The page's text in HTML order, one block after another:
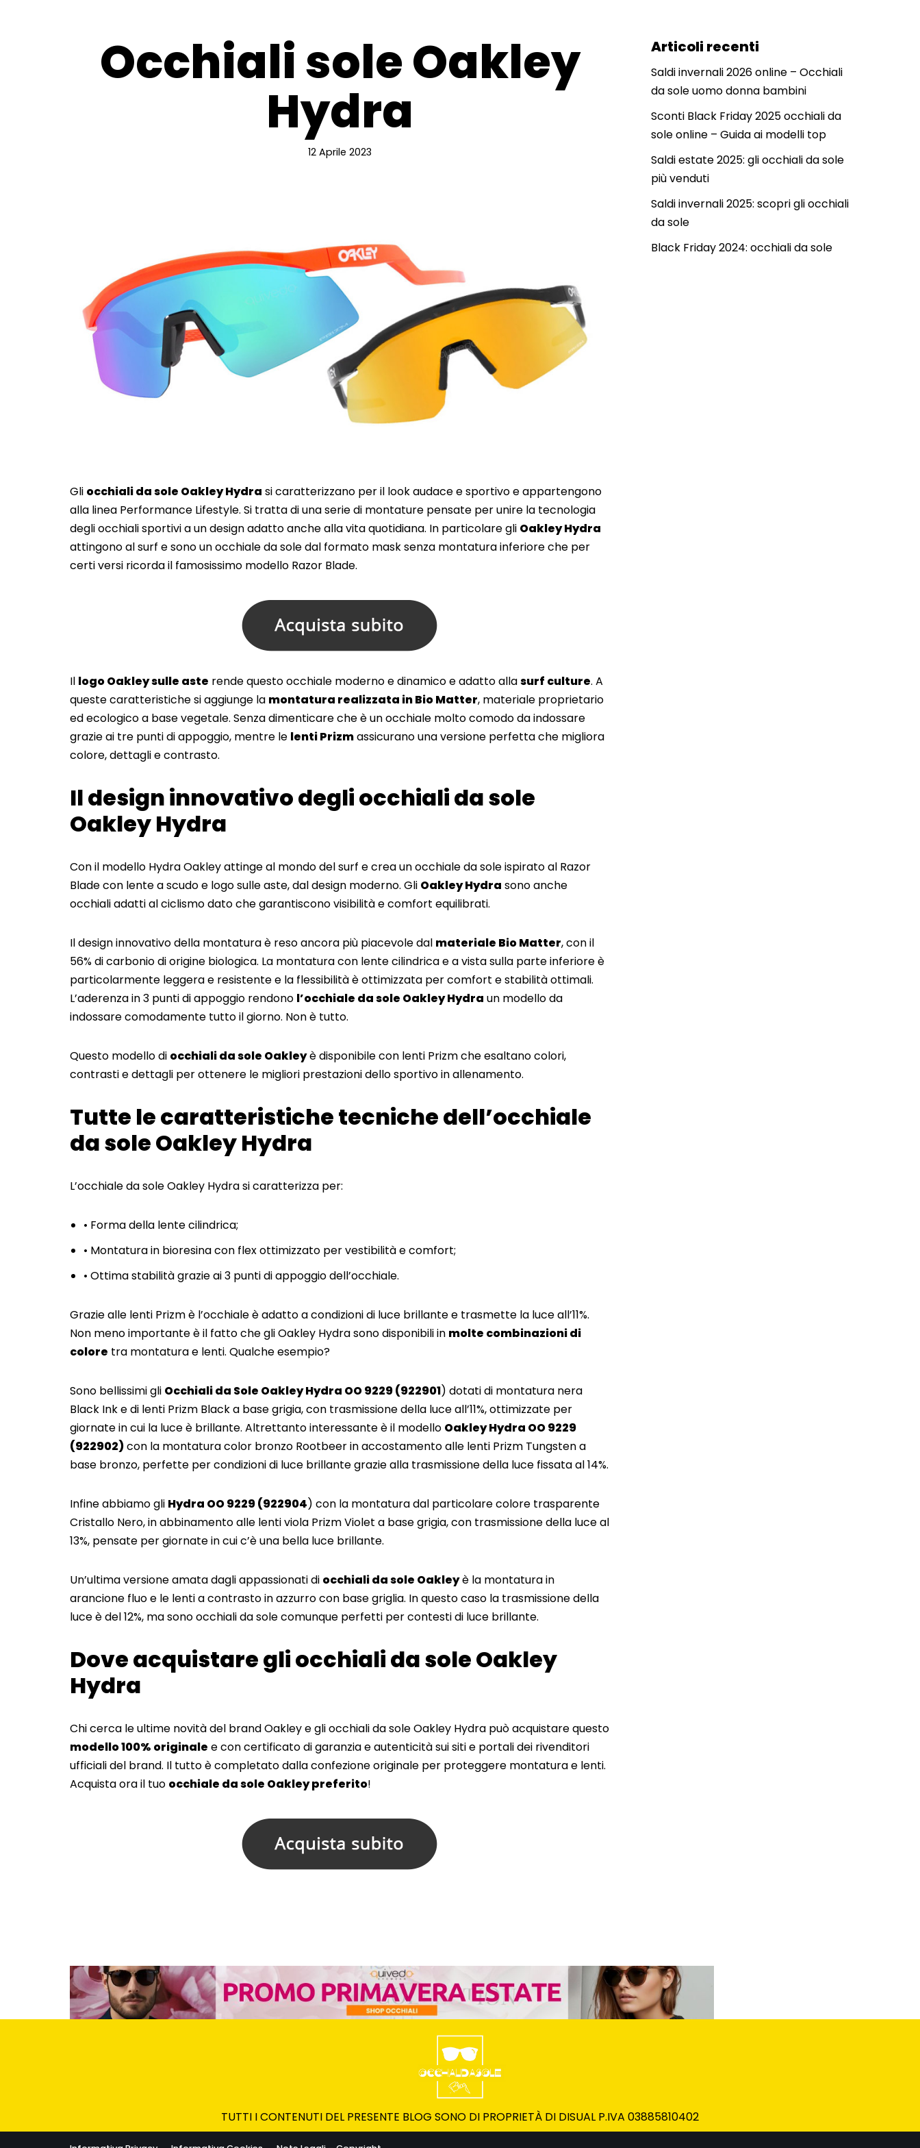
Occhiali sole Oakley
Hydra
12 Aprile 2023
Gli occhiali da sole Oakley Hydra si caratterizzano per il look audace e sportivo e appartengono
alla linea Performance Lifestyle. Si tratta di una serie di montature pensate per unire la tecnologia
degli occhiali sportivi a un design adatto anche alla vita quotidiana. In particolare gli Oakley Hydra
attingono al surf e sono un occhiale da sole dal formato mask senza montatura inferiore che per
certi versi ricorda il famosissimo modello Razor Blade.
Il logo Oakley sulle aste rende questo occhiale moderno e dinamico e adatto allasurf culture. A
queste caratteristiche si aggiunge la montatura realizzata in Bio Matter, materiale proprietario
ed ecologico a base vegetale. Senza dimenticare che è un occhiale molto comodo da indossare
grazie ai tre punti di appoggio, mentre le lenti Prizmassicurano una versione perfetta che migliora
colore, dettagli e contrasto.
Il design innovativo degli occhiali da sole
Oakley Hydra
Con il modello Hydra Oakley attinge al mondo del surf e crea un occhiale da sole ispirato al Razor
Blade con lente a scudo e logo sulle aste, dal design moderno. Gli Oakley Hydra sono anche
occhiali adatti al ciclismo dato che garantiscono visibilità e comfort equilibrati.
Il design innovativo della montatura è reso ancora più piacevole dal materiale Bio Matter, con il
56% di carbonio di origine biologica. La montatura con lente cilindrica e a vista sulla parte inferiore è
particolarmente leggera e resistente e la flessibilità è ottimizzata per comfort e stabilità ottimali.
L’aderenza in 3 punti di appoggio rendono l’occhiale da sole Oakley Hydra un modello da
indossare comodamente tutto il giorno. Non è tutto.
Questo modello di occhiali da sole Oakleyè disponibile con lenti Prizm che esaltano colori,
contrasti e dettagli per ottenere le migliori prestazioni dello sportivo in allenamento.
Tutte le caratteristiche tecniche dell’occhiale
da sole Oakley Hydra
L’occhiale da sole Oakley Hydra si caratterizza per:
• Forma della lente cilindrica;
• Montatura in bioresina con flex ottimizzato per vestibilità e comfort;
• Ottima stabilità grazie ai 3 punti di appoggio dell’occhiale.
Grazie alle lenti Prizm è l’occhiale è adatto a condizioni di luce brillante e trasmette la luce all’11%.
Non meno importante è il fatto che gli Oakley Hydra sono disponibili in molte combinazioni di
colore tra montatura e lenti. Qualche esempio?
Sono bellissimi gli Occhiali da Sole Oakley Hydra OO 9229 (922901) dotati di montatura nera
Black Ink e di lenti Prizm Black a base grigia, con trasmissione della luce all’11%, ottimizzate per
giornate in cui la luce è brillante. Altrettanto interessante è il modello Oakley Hydra OO 9229
(922902)con la montatura color bronzo Rootbeer in accostamento alle lenti Prizm Tungsten a
base bronzo, perfette per condizioni di luce brillante grazie alla trasmissione della luce fissata al 14%.
Infine abbiamo gli Hydra OO 9229 (922904) con la montatura dal particolare colore trasparente
Cristallo Nero, in abbinamento alle lenti viola Prizm Violet a base grigia, con trasmissione della luce al
13%, pensate per giornate in cui c’è una bella luce brillante.
Un’ultima versione amata dagli appassionati di occhiali da sole Oakleyè la montatura in
arancione fluo e le lenti a contrasto in azzurro con base griglia. In questo caso la trasmissione della
luce è del 12%, ma sono occhiali da sole comunque perfetti per contesti di luce brillante.
Dove acquistare gli occhiali da sole Oakley
Hydra
Chi cerca le ultime novità del brand Oakley e gli occhiali da sole Oakley Hydra può acquistare questo
modello 100% originale e con certificato di garanzia e autenticità sui siti e portali dei rivenditori
ufficiali del brand. Il tutto è completato dalla confezione originale per proteggere montatura e lenti.
Acquista ora il tuo occhiale da sole Oakley preferito!
Articoli recenti
Saldi invernali 2026 online – Occhiali
da sole uomo donna bambini
Sconti Black Friday 2025 occhiali da
sole online – Guida ai modelli top
Saldi estate 2025: gli occhiali da sole
più venduti
Saldi invernali 2025: scopri gli occhiali
da sole
Black Friday 2024: occhiali da sole
TUTTI I CONTENUTI DEL PRESENTE BLOG SONO DI PROPRIETÀ DI DISUAL P.IVA 03885810402